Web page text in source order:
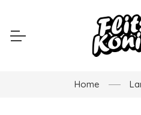
Home